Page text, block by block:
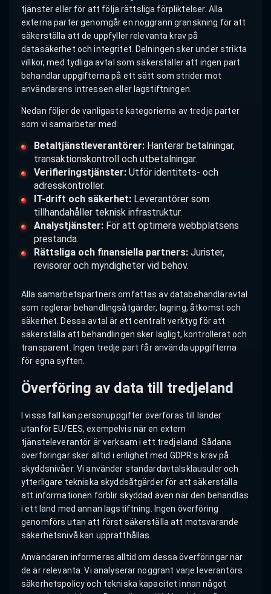
tjänster eller för att följa rättsliga förpliktelser. Alla
externa parter genomgår en noggrann granskning för att
säkerställa att de uppfyller relevanta krav på
datasäkerhet och integritet. Delningen sker under strikta
villkor, med tydliga avtal som säkerställer att ingen part
behandlar uppgifterna på ett sätt som strider mot
användarens intressen eller lagstiftningen.
Nedan följer de vanligaste kategorierna av tredje parter
som vi samarbetar med:
Betaltjänstleverantörer:Hanterar betalningar,
transaktionskontroll och utbetalningar.
Verifieringstjänster:Utför identitets- och
adresskontroller.
IT-drift och säkerhet:Leverantörer som
tillhandahåller teknisk infrastruktur.
Analystjänster:För att optimera webbplatsens
prestanda.
Rättsliga och finansiella partners:Jurister,
revisorer och myndigheter vid behov.
Alla samarbetspartners omfattas av databehandlaravtal
som reglerar behandlingsåtgärder, lagring, åtkomst och
säkerhet. Dessa avtal är ett centralt verktyg för att
säkerställa att behandlingen sker lagligt, kontrollerat och
transparent. Ingen tredje part får använda uppgifterna
för egna syften.
Överföring av data till tredjeland
I vissa fall kan personuppgifter överföras till länder
utanför EU/EES, exempelvis när en extern
tjänsteleverantör är verksam i ett tredjeland. Sådana
överföringar sker alltid i enlighet med GDPR:s krav på
skyddsnivåer. Vi använder standardavtalsklausuler och
ytterligare tekniska skyddsåtgärder för att säkerställa
att informationen förblir skyddad även när den behandlas
i ett land med annan lagstiftning. Ingen överföring
genomförs utan att först säkerställa att motsvarande
säkerhetsnivå kan upprätthållas.
Användaren informeras alltid om dessa överföringar när
de är relevanta. Vi analyserar noggrant varje leverantörs
säkerhetspolicy och tekniska kapacitet innan något